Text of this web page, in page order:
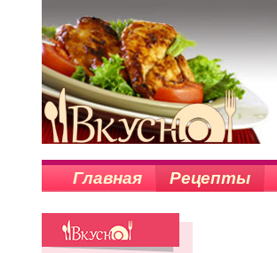
Главная Рецепты